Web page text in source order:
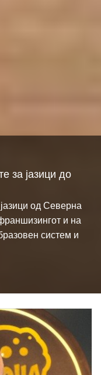
за јазици до
од Северна
и на
систем и